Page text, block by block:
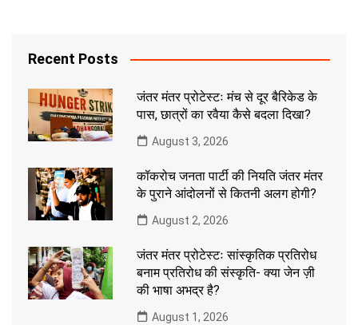
Recent Posts
जंतर मंतर प्रोटेस्टः मंच से दूर बैरिकेड के
पास, छात्रों का रवैया कैसे बदला दिखा?
August 3, 2026
कॉकरोच जनता पार्टी की नियति जंतर मंतर
के पुराने आंदोलनों से कितनी अलग होगी?
August 2, 2026
जंतर मंतर प्रोटेस्टः सांस्कृतिक प्रतिरोध
बनाम प्रतिरोध की संस्कृति- क्या जेन ज़ी
की भाषा अभद्र है?
August 1, 2026